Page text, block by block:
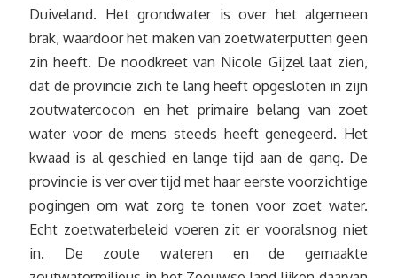
Duiveland. Het grondwater is over het algemeen
brak, waardoor het maken van zoetwaterputten geen
zin heeft. De noodkreet van Nicole Gijzel laat zien,
dat de provincie zich te lang heeft opgesloten in zijn
zoutwatercocon en het primaire belang van zoet
water voor de mens steeds heeft genegeerd. Het
kwaad is al geschied en lange tijd aan de gang. De
provincie is ver over tijd met haar eerste voorzichtige
pogingen om wat zorg te tonen voor zoet water.
Echt zoetwaterbeleid voeren zit er vooralsnog niet
in. De zoute wateren en de gemaakte